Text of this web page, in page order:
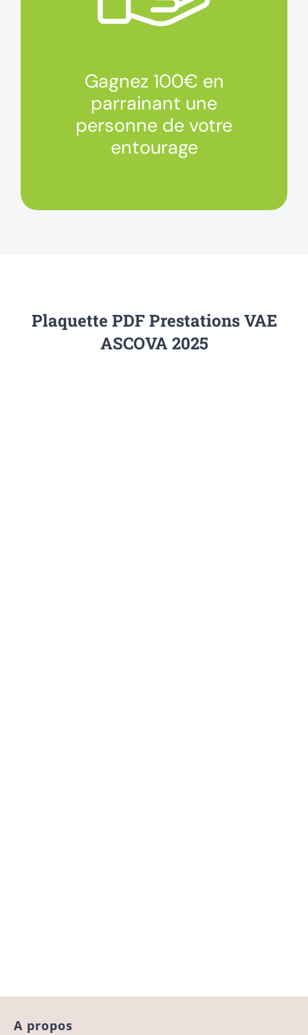
Gagnez 100€ en
parrainant une
personne de votre
entourage
Plaquette PDF Prestations VAE
ASCOVA 2025
A propos